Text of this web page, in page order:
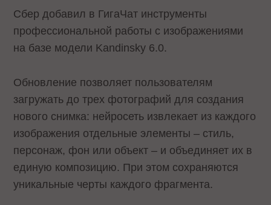
Сбер добавил в ГигаЧат инструменты
профессиональной работы с изображениями
на базе модели Kandinsky 6.0.
Обновление позволяет пользователям
загружать до трех фотографий для создания
нового снимка: нейросеть извлекает из каждого
изображения отдельные элементы – стиль,
персонаж, фон или объект – и объединяет их в
единую композицию. При этом сохраняются
уникальные черты каждого фрагмента.